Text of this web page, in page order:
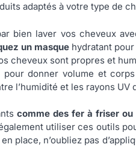
adaptés à votre type de
bien laver vos cheveux
un masquehydratant
cheveux sont propres et
donner volume et
l’humidité et les rayons UV
comme des fer à friser
utiliser ces outils
place, n’oubliez pas